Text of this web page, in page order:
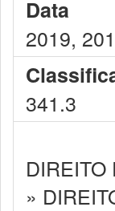
Data
2019,
341.3
DIREITO
»